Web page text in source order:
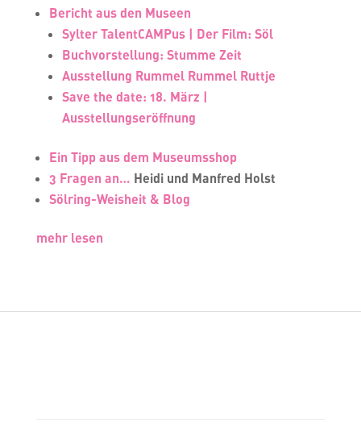
Bericht aus den Museen
Sylter TalentCAMPus | Der Film: Söl
Buchvorstellung: Stumme Zeit
Ausstellung Rummel Rummel Ruttje
Save the date: 18. März |
Ausstellungseröffnung
Ein Tipp aus dem Museumsshop
3 Fragen an… Heidi und Manfred Holst
Sölring-Weisheit & Blog
mehr lesen